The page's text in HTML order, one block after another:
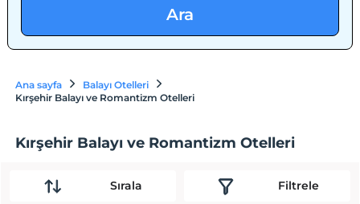
Ara
Ana sayfa
Balayı Otelleri
Kırşehir Balayı ve Romantizm Otelleri
Kırşehir Balayı ve Romantizm Otelleri
Sırala Filtrele